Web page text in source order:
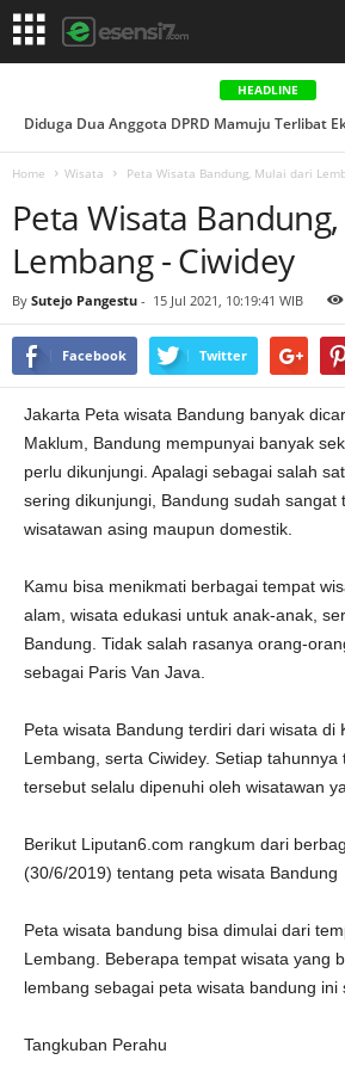
HEADLINE
Home Wisata Peta Wisata Bandung, Mulai dari
Peta Wisata
Lembang - Ciwidey
By Sutejo Pangestu - 15 Jul 2021, 10:19:41 WIB
Facebook Twitter
Jakarta Peta wisata Bandung banyak
Maklum, Bandung mempunyai banyak
perlu dikunjungi. Apalagi sebagai salah
sering dikunjungi, Bandung sudah sangat
wisatawan asing maupun domestik.
Kamu bisa menikmati berbagai tempat
alam, wisata edukasi untuk anak-anak,
Bandung. Tidak salah rasanya orang-
sebagai Paris Van Java.
Peta wisata Bandung terdiri dari wisata di
Lembang, serta Ciwidey. Setiap
tersebut selalu dipenuhi oleh wisatawan
Berikut Liputan6.com rangkum dari
(30/6/2019) tentang peta wisata Bandung
Peta wisata bandung bisa dimulai dari
Lembang. Beberapa tempat wisata yang
lembang sebagai peta wisata bandung ini
Tangkuban Perahu